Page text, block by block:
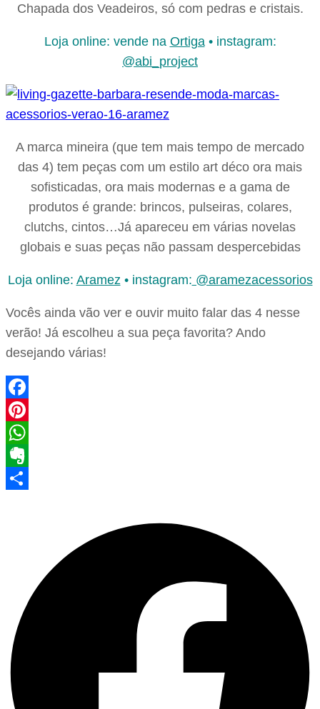
Chapada dos Veadeiros, só com pedras e cristais.
Loja online: vende na Ortiga• instagram:
@abi_project
A marca mineira (que tem mais tempo de mercado
das 4) tem peças com um estilo art déco ora mais
sofisticadas, ora mais modernas e a gama de
produtos é grande: brincos, pulseiras, colares,
clutchs, cintos…Já apareceu em várias novelas
globais e suas peças não passam despercebidas
Loja online: Aramez • instagram: @aramezacessorios
Vocês ainda vão ver e ouvir muito falar das 4 nesse
verão! Já escolheu a sua peça favorita? Ando
desejando várias!
Facebook
Pinterest
WhatsApp
Evernote